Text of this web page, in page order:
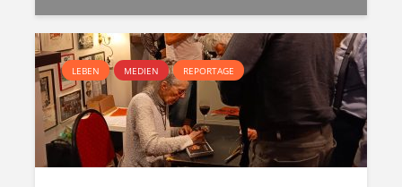
LEBEN MEDIEN REPORTAGE